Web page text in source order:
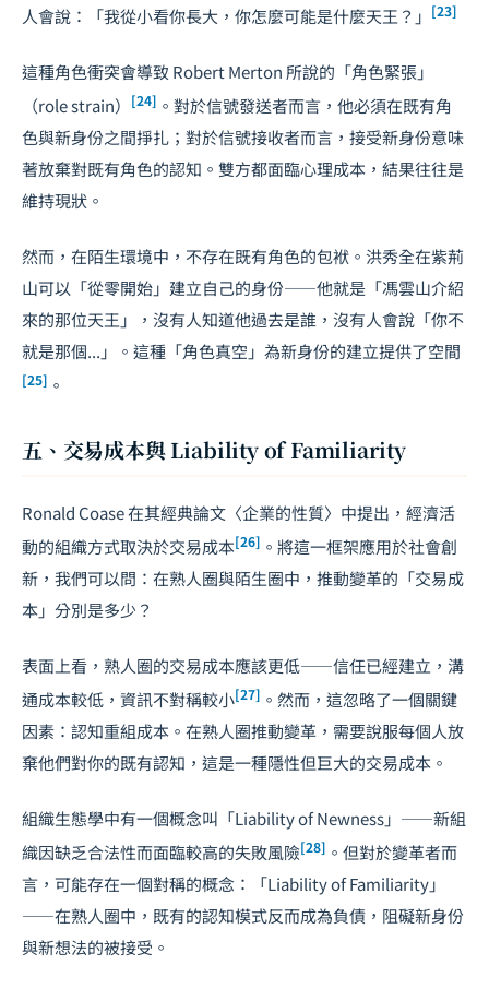
人會說：「我從小看你長大，你怎麼可能是什麼天王？」 [23]
這種角色衝突會導致 Robert Merton 所說的「角色緊張」
（role strain）
[24] 。對於信號發送者而言，他必須在既有角
色與新身份之間掙扎；對於信號接收者而言，接受新身份意味
著放棄對既有角色的認知。雙方都面臨心理成本，結果往往是
維持現狀。
然而，在陌生環境中，不存在既有角色的包袱。洪秀全在紫荊
山可以「從零開始」建立自己的身份——他就是「馮雲山介紹
來的那位天王」，沒有人知道他過去是誰，沒有人會說「你不
就是那個...」。這種「角色真空」為新身份的建立提供了空間
[25] 。
五、交易成本與 Liability of Familiarity
Ronald Coase 在其經典論文〈企業的性質〉中提出，經濟活
動的組織方式取決於交易成本[26] 。將這一框架應用於社會創
新，我們可以問：在熟人圈與陌生圈中，推動變革的「交易成
本」分別是多少？
表面上看，熟人圈的交易成本應該更低——信任已經建立，溝
通成本較低，資訊不對稱較小[27] 。然而，這忽略了一個關鍵
因素：認知重組成本。在熟人圈推動變革，需要說服每個人放
棄他們對你的既有認知，這是一種隱性但巨大的交易成本。
組織生態學中有一個概念叫「Liability of Newness」——新組
織因缺乏合法性而面臨較高的失敗風險[28] 。但對於變革者而
言，可能存在一個對稱的概念：「Liability of Familiarity」
——在熟人圈中，既有的認知模式反而成為負債，阻礙新身份
與新想法的被接受。